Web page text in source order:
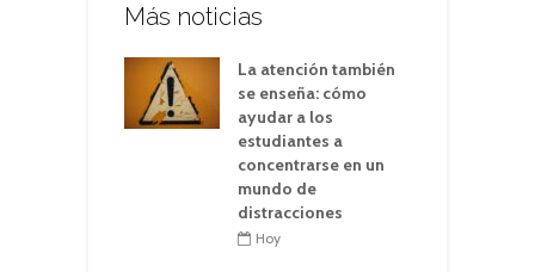
Más noticias
La atención también
se enseña: cómo
ayudar a los
estudiantes a
concentrarse en un
mundo de
distracciones
Hoy